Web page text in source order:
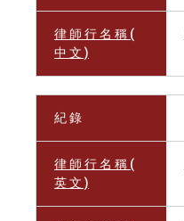
律 師 行 名 稱 (
中 文 )
紀 錄
律 師 行 名 稱 (
英 文 )